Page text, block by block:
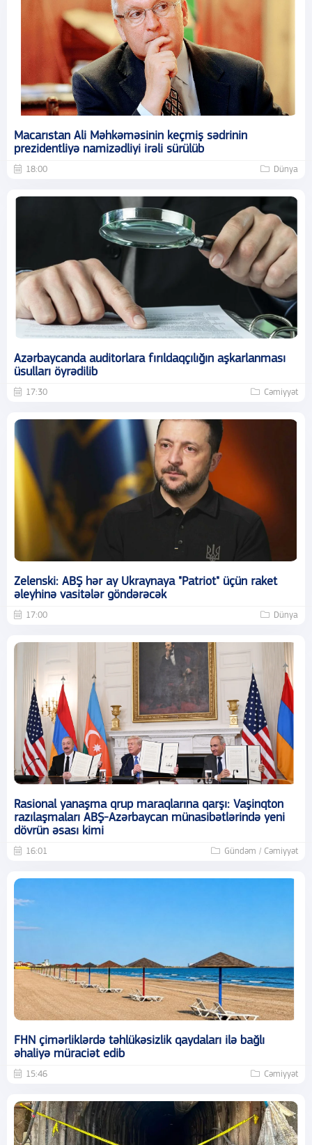
Macarıstan Ali Məhkəməsinin keçmiş sədrinin
prezidentliyə namizədliyi irəli sürülüb
18:00 Dünya
Azərbaycanda auditorlara fırıldaqçılığın aşkarlanması
üsulları öyrədilib
17:30 Cəmiyyət
Zelenski: ABŞ hər ay Ukraynaya "Patriot" üçün raket
əleyhinə vasitələr göndərəcək
17:00 Dünya
Rasional yanaşma qrup maraqlarına qarşı: Vaşinqton
razılaşmaları ABŞ-Azərbaycan münasibətlərində yeni
dövrün əsası kimi
16:01 Gündəm / Cəmiyyət
FHN çimərliklərdə təhlükəsizlik qaydaları ilə bağlı
əhaliyə müraciət edib
15:46 Cəmiyyət